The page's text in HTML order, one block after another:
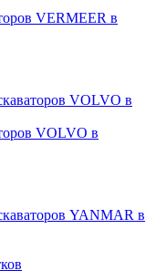
VERMEER в
VOLVO в
VOLVO в
YANMAR в